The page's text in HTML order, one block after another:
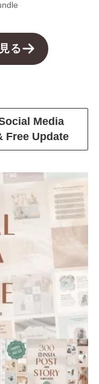
る
Media
Free Update